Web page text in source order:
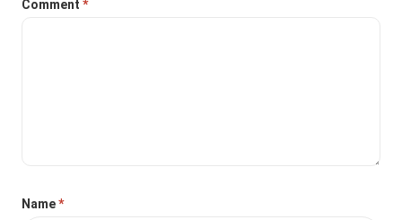
Comment*
Name*